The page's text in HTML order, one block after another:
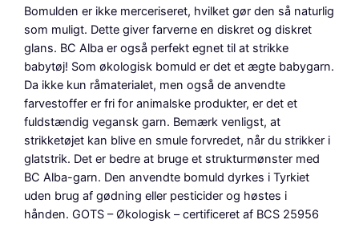
F
a
r
v
e
:
F
e
r
s
k
e
Bomulden er ikke merceriseret, hvilket gør den så naturlig
som muligt. Dette giver farverne en diskret og diskret
glans. BC Alba er også perfekt egnet til at strikke
babytøj! Som økologisk bomuld er det et ægte babygarn.
Da ikke kun råmaterialet, men også de anvendte
farvestoffer er fri for animalske produkter, er det et
fuldstændig vegansk garn. Bemærk venligst, at
strikketøjet kan blive en smule forvredet, når du strikker i
glatstrik. Det er bedre at bruge et strukturmønster med
BC Alba-garn. Den anvendte bomuld dyrkes i Tyrkiet
uden brug af gødning eller pesticider og høstes i
hånden. GOTS – Økologisk – certificeret af BCS 25956